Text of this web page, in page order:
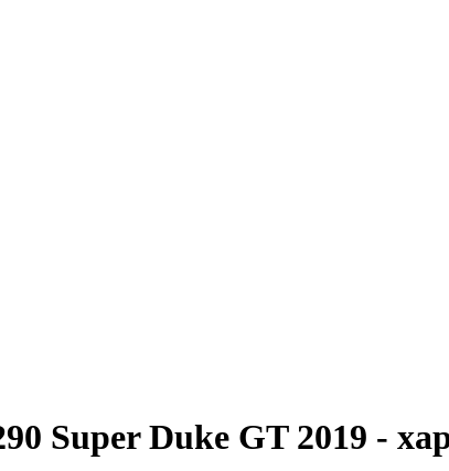
Super Duke GT 2019 -